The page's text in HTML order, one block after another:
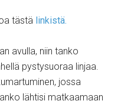
tästä linkistä.
avulla, niin tanko
pystysuoraa linjaa.
jossa
lähtisi matkaamaan